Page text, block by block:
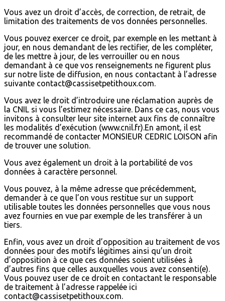
Vous avez un droit d’accès, de correction, de retrait, de
limitation des traitements de vos données personnelles.
Vous pouvez exercer ce droit, par exemple en les mettant à
jour, en nous demandant de les rectifier, de les compléter,
de les mettre à jour, de les verrouiller ou en nous
demandant à ce que vos renseignements ne figurent plus
sur notre liste de diffusion, en nous contactant à l’adresse
suivante contact@cassisetpetithoux.com.
Vous avez le droit d’introduire une réclamation auprès de
la CNIL si vous l’estimez nécessaire. Dans ce cas, nous vous
invitons à consulter leur site internet aux fins de connaître
les modalités d’exécution (www.cnil.fr).En amont, il est
recommandé de contacter MONSIEUR CEDRIC LOISON afin
de trouver une solution.
Vous avez également un droit à la portabilité de vos
données à caractère personnel.
Vous pouvez, à la même adresse que précédemment,
demander à ce que l’on vous restitue sur un support
utilisable toutes les données personnelles que vous nous
avez fournies en vue par exemple de les transférer à un
tiers.
Enfin, vous avez un droit d’opposition au traitement de vos
données pour des motifs légitimes ainsi qu’un droit
d’opposition à ce que ces données soient utilisées à
d’autres fins que celles auxquelles vous avez consenti(e).
Vous pouvez user de ce droit en contactant le responsable
de traitement à l’adresse rappelée ici
contact@cassisetpetithoux.com.